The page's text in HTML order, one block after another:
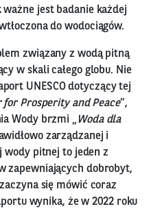
jest badanie każdej
do wodociągów.
związany z wodą pitną
w skali całego globu. Nie
UNESCO dotyczący tej
for Prosperity and Peace”,
Wody brzmi „Woda dla
zarządzanej i
pitnej to jeden z
zapewniających dobrobyt,
się mówić coraz
wynika, że w 2022 roku